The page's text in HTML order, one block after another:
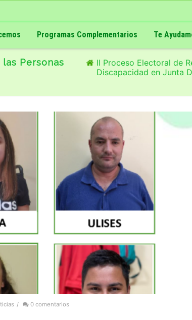
Programas Complementarios Te
Personas
II Proceso Electoral de
Discapacidad en Junta
/ 0 comentarios